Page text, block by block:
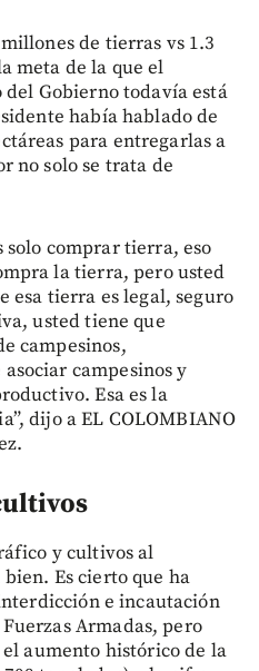
de tierras vs 1.3
meta de la que el
Gobierno todavía está
había hablado de
para entregarlas a
no solo se trata de
solo comprar tierra, eso
la tierra, pero usted
esa tierra es legal, seguro
usted tiene que
campesinos,
campesinos y
Esa es la
dijo a EL COLOMBIANO
y cultivos al
Es cierto que ha
e incautación
Armadas, pero
aumento histórico de la